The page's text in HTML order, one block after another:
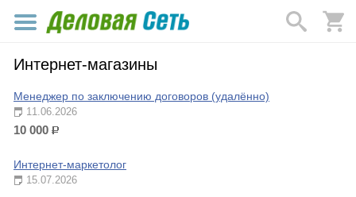
Интернет-магазины
Менеджер по заключению договоров (удалённо)
11.06.2026
10 000 р.
Интернет-маркетолог
15.07.2026